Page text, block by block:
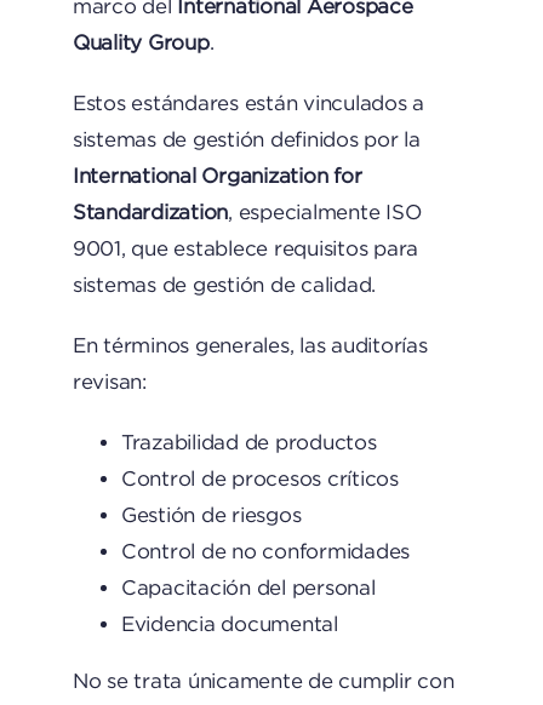
marco del
International Aerospace
Quality Group.
Estos estándares están vinculados a
sistemas de gestión definidos por la
International Organization for
Standardization, especialmente ISO
9001, que establece requisitos para
sistemas de gestión de calidad.
En términos generales, las auditorías
revisan:
Trazabilidad de productos
Control de procesos críticos
Gestión de riesgos
Control de no conformidades
Capacitación del personal
Evidencia documental
No se trata únicamente de cumplir con